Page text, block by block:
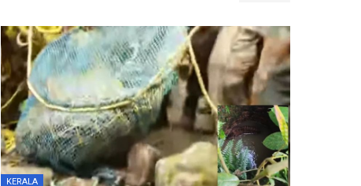
KERALA